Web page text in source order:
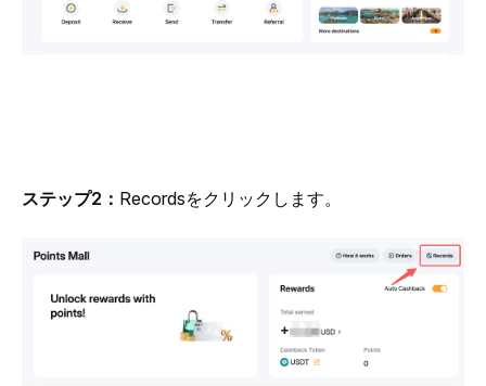
ステップ2： Recordsをクリックします。